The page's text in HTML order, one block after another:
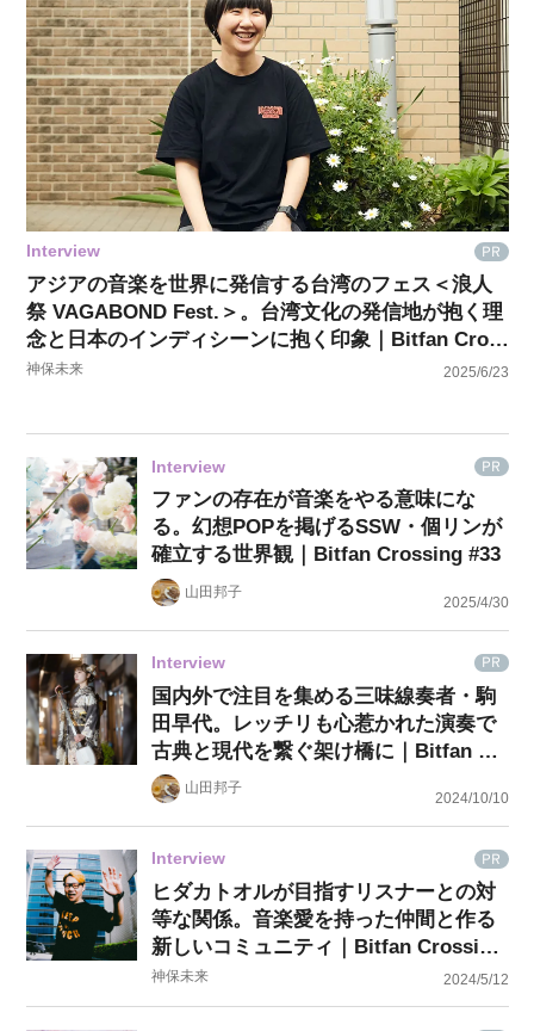
Interview PR
アジアの音楽を世界に発信する台湾のフェス＜浪人
祭 VAGABOND Fest.＞。台湾文化の発信地が抱く理
念と日本のインディシーンに抱く印象｜Bitfan Cros
sing #34
神保未来 2025/6/23
Interview PR
ファンの存在が音楽をやる意味にな
る。幻想POPを掲げるSSW・個リンが
確立する世界観｜Bitfan Crossing #33
山田邦子
2025/4/30
Interview PR
国内外で注目を集める三味線奏者・駒
田早代。レッチリも心惹かれた演奏で
古典と現代を繋ぐ架け橋に｜Bitfan Cr
ossing #32
山田邦子
2024/10/10
Interview PR
ヒダカトオルが目指すリスナーとの対
等な関係。音楽愛を持った仲間と作る
新しいコミュニティ｜Bitfan Crossing
#31
神保未来 2024/5/12